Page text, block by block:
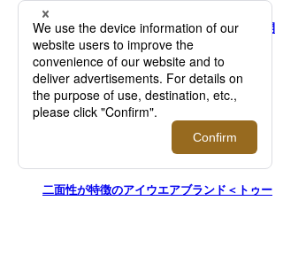
「マウリッツハイス美術館」×＜タグス ワー
キングパーティ＞ 期間限定ポップアップを開
催！【伊勢丹新宿店】
二面性が特徴のアイウエアブランド＜トゥー